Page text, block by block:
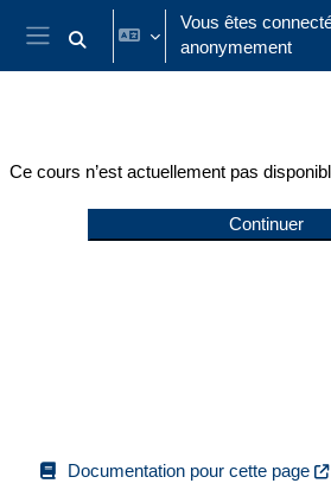
Passer au contenu principal
Panneau latéral
Activer/désactiver la saisie de
Vous êtes
anonymement
Ce cours n’est actuellement pas
Continuer
Documentation pour cette page